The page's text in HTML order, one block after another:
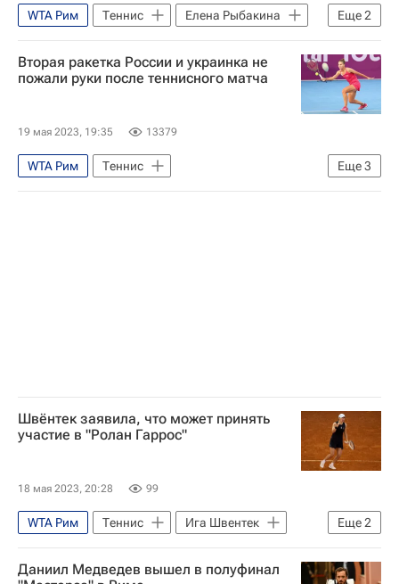
Еще2
WTA Рим Теннис
Елена Рыбакина
Елена Остапенко
Ангелина Калинина
Вторая ракетка России и украинка не
пожали руки после теннисного матча
19 мая 2023, 19:35 13379
Еще3
WTA Рим
Теннис
Ангелина Калинина
Швёнтек заявила, что может принять
участие в "Ролан Гаррос"
18 мая 2023, 20:28 99
Еще2
WTA Рим Теннис
Ига Швентек
Елена Рыбакина
Twitter
Даниил Медведев вышел в полуфинал